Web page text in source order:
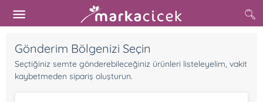
Gönderim Bölgenizi Seçin
Seçtiğiniz semte gönderebileceğiniz ürünleri listeleyelim, vakit
kaybetmeden sipariş oluşturun.